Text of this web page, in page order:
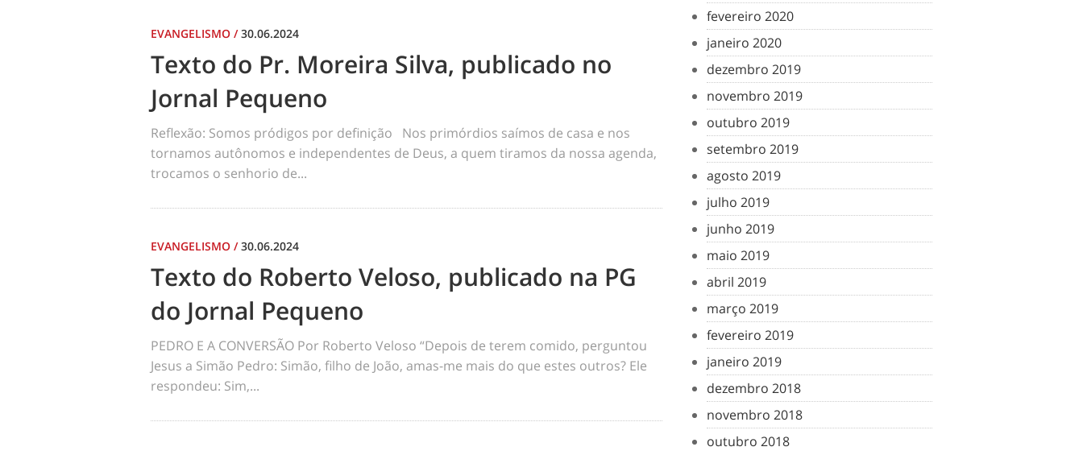
EVANGELISMO /30.06.2024
Texto do Pr. Moreira Silva, publicado no
Jornal Pequeno
Reflexão: Somos pródigos por definição Nos primórdios saímos de casa e nos
tornamos autônomos e independentes de Deus, a quem tiramos da nossa agenda,
trocamos o senhorio de...
EVANGELISMO /30.06.2024
Texto do Roberto Veloso, publicado na PG
do Jornal Pequeno
PEDRO E A CONVERSÃO Por Roberto Veloso “Depois de terem comido, perguntou
Jesus a Simão Pedro: Simão, filho de João, amas-me mais do que estes outros? Ele
respondeu: Sim,...
fevereiro 2020
janeiro 2020
dezembro 2019
novembro 2019
outubro 2019
setembro 2019
agosto 2019
julho 2019
junho 2019
maio 2019
abril 2019
março 2019
fevereiro 2019
janeiro 2019
dezembro 2018
novembro 2018
outubro 2018